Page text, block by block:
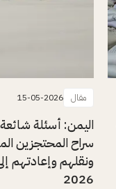
مقال 15-05-2026
اليمن: أسئلة
سراح المحتجزين
ونقلهم وإعادتهم
2026